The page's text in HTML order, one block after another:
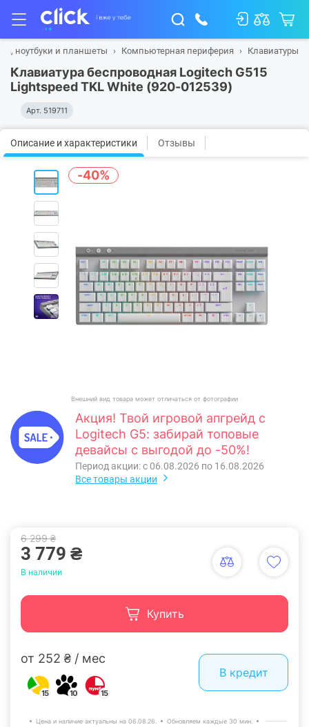
ноутбуки и планшеты Компьютерная периферия Клавиатуры
Клавиатура беспроводная Logitech G515
Lightspeed TKL White (920-012539)
Арт. 519711
Описание и характеристики Отзывы
-40%
Внешний вид товара может отличаться от фотографии
Акция! Твой игровой апгрейд с
Logitech G5: забирай топовые
девайсы с выгодой до -50%!
Период акции: с 06.08.2026 по 16.08.2026
Все товары акции
6 299 ₴
3 779 ₴
В наличии
Купить
от 252 ₴ / мес
15 10 15
В кредит
Цена и наличие актуальны на 06.08.26. Обновляем каждые 30 мин.